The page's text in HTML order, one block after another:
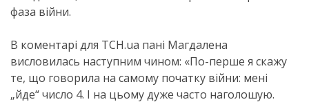
фаза війни.
В коментарі для ТСН.ua пані Магдалена
висловилась наступним чином: «По-перше я скажу
те, що говорила на самому початку війни: мені
„йде“ число 4. І на цьому дуже часто наголошую.